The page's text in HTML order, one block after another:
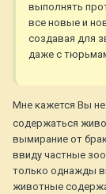
выполнять
все новые и
создавая для
даже с
Мне кажется Вы
содержаться
вымирание от
ввиду частные
только однажды
животные